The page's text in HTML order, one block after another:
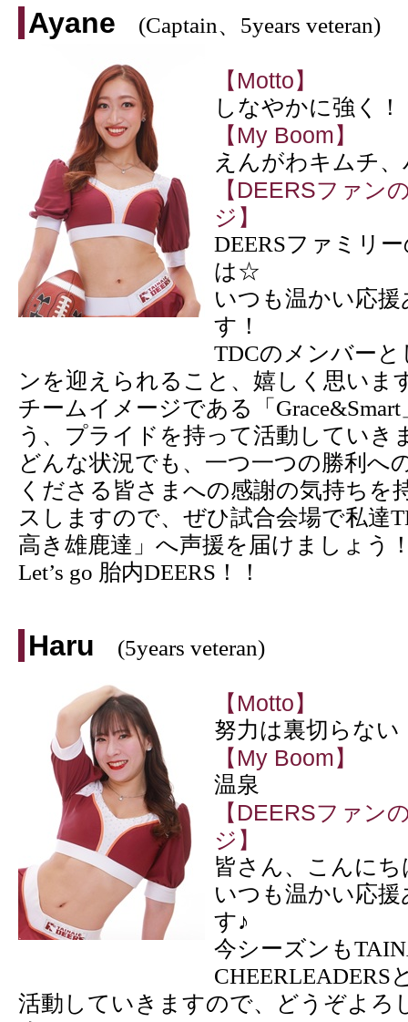
Ayane (Captain、5years veteran)
【Motto】
しなやかに強く！
【My Boom】
えんがわキムチ
【DEERSファン
ジ】
DEERSファミリ
は☆
いつも温かい応
す！
TDCのメンバー
ンを迎えられること、嬉しく思いま
チームイメージである「
う、プライドを持って活動していき
どんな状況でも、一つ一つの勝利へ
くださる皆さまへの感謝の気持ちを
スしますので、ぜひ試合会場で私達
高き雄鹿達」へ声援を届けましょう
Let’s go 胎内DEERS！！
Haru (5years veteran)
【Motto】
努力は裏切らない
【My Boom】
温泉
【DEERSファン
ジ】
皆さん、こんにち
いつも温かい応
す♪
今シーズンも
CHEERLEADERS
活動していきますので、どうぞよろ